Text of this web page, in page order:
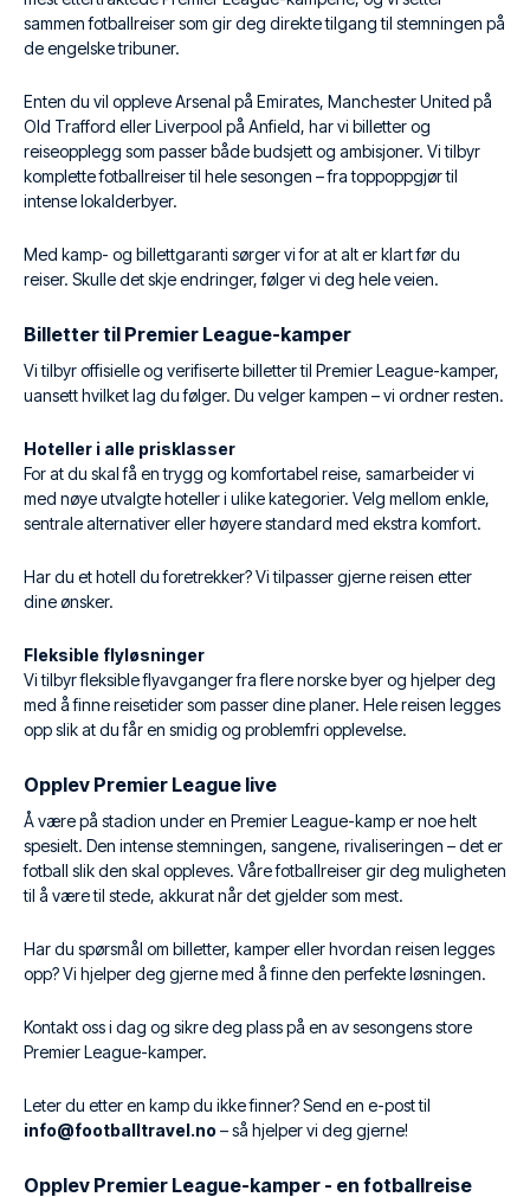
sammen fotballreiser som gir deg direkte tilgang til stemningen på
de engelske tribuner.
Enten du vil oppleve Arsenal på Emirates, Manchester United på
Old Trafford eller Liverpool på Anfield, har vi billetter og
reiseopplegg som passer både budsjett og ambisjoner. Vi tilbyr
komplette fotballreiser til hele sesongen – fra toppoppgjør til
intense lokalderbyer.
Med kamp- og billettgaranti sørger vi for at alt er klart før du
reiser. Skulle det skje endringer, følger vi deg hele veien.
Billetter til Premier League-kamper
Vi tilbyr offisielle og verifiserte billetter til Premier League-kamper,
uansett hvilket lag du følger. Du velger kampen – vi ordner resten.
Hoteller i alle prisklasser
For at du skal få en trygg og komfortabel reise, samarbeider vi
med nøye utvalgte hoteller i ulike kategorier. Velg mellom enkle,
sentrale alternativer eller høyere standard med ekstra komfort.
Har du et hotell du foretrekker? Vi tilpasser gjerne reisen etter
dine ønsker.
Fleksible flyløsninger
Vi tilbyr fleksible flyavganger fra flere norske byer og hjelper deg
med å finne reisetider som passer dine planer. Hele reisen legges
opp slik at du får en smidig og problemfri opplevelse.
Opplev Premier League live
Å være på stadion under en Premier League-kamp er noe helt
spesielt. Den intense stemningen, sangene, rivaliseringen – det er
fotball slik den skal oppleves. Våre fotballreiser gir deg muligheten
til å være til stede, akkurat når det gjelder som mest.
Har du spørsmål om billetter, kamper eller hvordan reisen legges
opp? Vi hjelper deg gjerne med å finne den perfekte løsningen.
Kontakt oss i dag og sikre deg plass på en av sesongens store
Premier League-kamper.
Leter du etter en kamp du ikke finner? Send en e-post til
info@footballtravel.no – så hjelper vi deg gjerne!
Opplev Premier League-kamper - en fotballreise